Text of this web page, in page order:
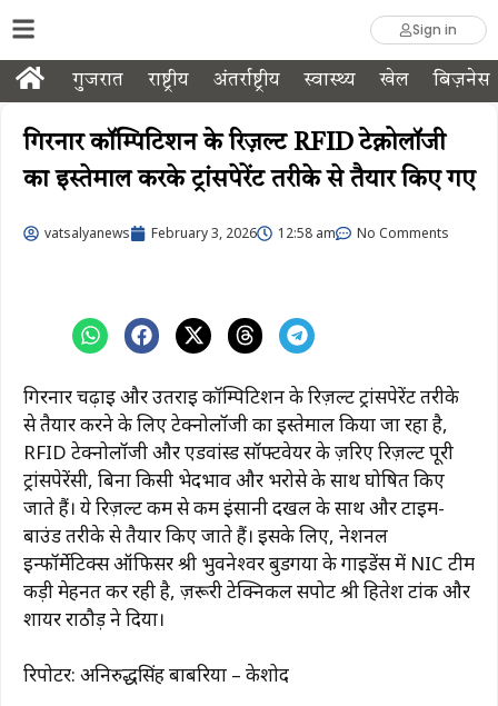
Sign in
गुजरात राष्ट्रीय अंतर्राष्ट्रीय स्वास्थ्य खेल बिज़नेस
गिरनार कॉम्पिटिशन के रिज़ल्ट RFID टेक्नोलॉजी
का इस्तेमाल करके ट्रांसपेरेंट तरीके से तैयार किए गए
vatsalyanews February 3, 2026 12:58 am No Comments
गिरनार चढ़ाई और उतराई कॉम्पिटिशन के रिज़ल्ट ट्रांसपेरेंट तरीके
से तैयार करने के लिए टेक्नोलॉजी का इस्तेमाल किया जा रहा है,
RFID टेक्नोलॉजी और एडवांस्ड सॉफ्टवेयर के ज़रिए रिज़ल्ट पूरी
ट्रांसपेरेंसी, बिना किसी भेदभाव और भरोसे के साथ घोषित किए
जाते हैं। ये रिज़ल्ट कम से कम इंसानी दखल के साथ और टाइम-
बाउंड तरीके से तैयार किए जाते हैं। इसके लिए, नेशनल
इन्फॉर्मेटिक्स ऑफिसर श्री भुवनेश्वर बुडगया के गाइडेंस में NIC टीम
कड़ी मेहनत कर रही है, ज़रूरी टेक्निकल सपोर्ट श्री हितेश टांक और
शायर राठौड़ ने दिया।
रिपोर्टर: अनिरुद्धसिंह बाबरिया – केशोद